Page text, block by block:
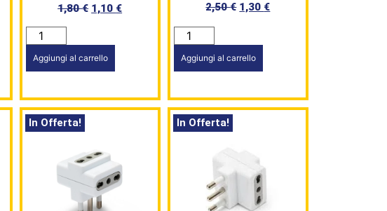
1,80€ 1,10 €
Aggiungi al carrello
2,50€ 1,30 €
Aggiungi al carrello
In Offerta! In Offerta!